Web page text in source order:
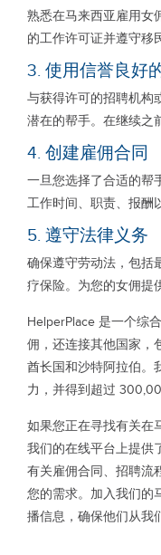
熟悉在马来西亚雇用女
的工作许可证并遵守移
3. 使用信誉良好
与获得许可的招聘机构
潜在的帮手。在继续之
4. 创建雇佣合同
一旦您选择了合适的帮
工作时间、职责、报酬
5. 遵守法律义务
确保遵守劳动法，包括
疗保险。为您的女佣提
HelperPlace 是一个综
佣，还连接其他国家，
酋长国和沙特阿拉伯。
力，并得到超过
如果您正在寻找有关在
我们的在线平台上提供
有关雇佣合同、招聘流
您的需求。加入我们的
播信息，确保他们从我